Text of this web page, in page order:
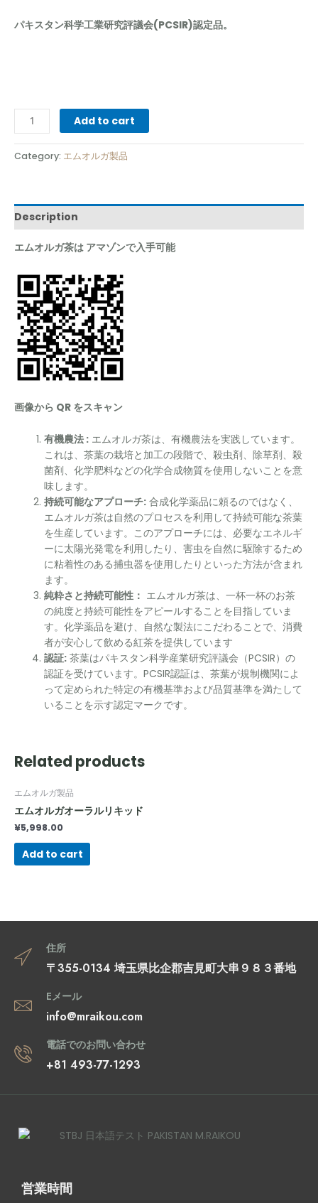
パキスタン科学工業研究評議会(PCSIR)認定品。
Add to cart
Category: エムオルガ製品
Description
エムオルガ茶は アマゾンで入手可能
画像から QR をスキャン
有機農法 : エムオルガ茶は、有機農法を実践しています。
これは、茶葉の栽培と加工の段階で、殺虫剤、除草剤、殺
菌剤、化学肥料などの化学合成物質を使用しないことを意
味します。
持続可能なアプローチ: 合成化学薬品に頼るのではなく、
エムオルガ茶は自然のプロセスを利用して持続可能な茶葉
を生産しています。このアプローチには、必要なエネルギ
ーに太陽光発電を利用したり、害虫を自然に駆除するため
に粘着性のある捕虫器を使用したりといった方法が含まれ
ます。
純粋さと持続可能性： エムオルガ茶は、一杯一杯のお茶
の純度と持続可能性をアピールすることを目指していま
す。化学薬品を避け、自然な製法にこだわることで、消費
者が安心して飲める紅茶を提供しています
認証: 茶葉はパキスタン科学産業研究評議会（PCSIR）の
認証を受けています。PCSIR認証は、茶葉が規制機関によ
って定められた特定の有機基準および品質基準を満たして
いることを示す認定マークです。
Related products
エムオルガ製品
エムオルガオーラルリキッド
¥5,998.00
Add to cart
住所
〒355-0134 埼玉県比企郡吉見町大串９８３番地
Eメール
info@mraikou.com
電話でのお問い合わせ
+81 493-77-1293
営業時間